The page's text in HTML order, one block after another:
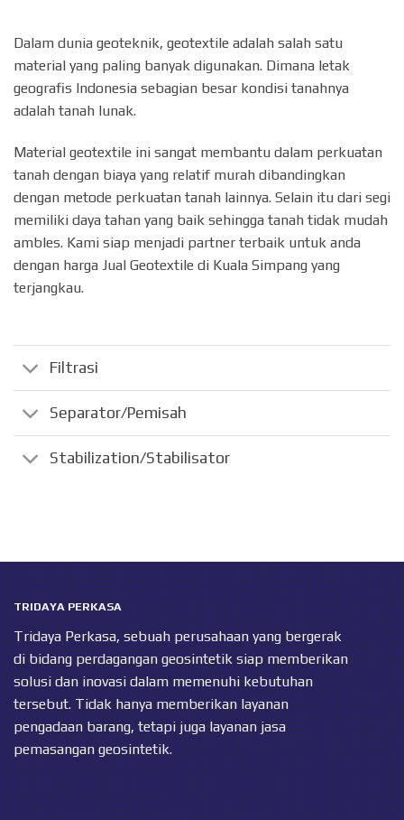
Dalam dunia geoteknik, geotextile adalah salah satu
material yang paling banyak digunakan. Dimana letak
geografis Indonesia sebagian besar kondisi tanahnya
adalah tanah lunak.
Material geotextile ini sangat membantu dalam perkuatan
tanah dengan biaya yang relatif murah dibandingkan
dengan metode perkuatan tanah lainnya. Selain itu dari segi
memiliki daya tahan yang baik sehingga tanah tidak mudah
ambles. Kami siap menjadi partner terbaik untuk anda
dengan harga Jual Geotextile di Kuala Simpang yang
terjangkau.
Filtrasi
Separator/Pemisah
Stabilization/Stabilisator
TRIDAYA PERKASA
Tridaya Perkasa, sebuah perusahaan yang bergerak
di bidang perdagangan geosintetik siap memberikan
solusi dan inovasi dalam memenuhi kebutuhan
tersebut. Tidak hanya memberikan layanan
pengadaan barang, tetapi juga layanan jasa
pemasangan geosintetik.